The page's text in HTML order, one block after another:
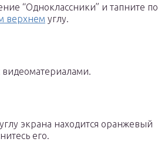
“Одноклассники” и тапните по
верхнем углу.
видеоматериалами.
экрана находится оранжевый
его.